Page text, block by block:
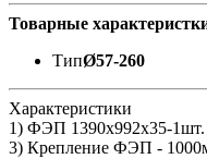
Товарные
ТипØ57-260
Характеристики
1) ФЭП 1390x992x35-
3) Крепление ФЭП -